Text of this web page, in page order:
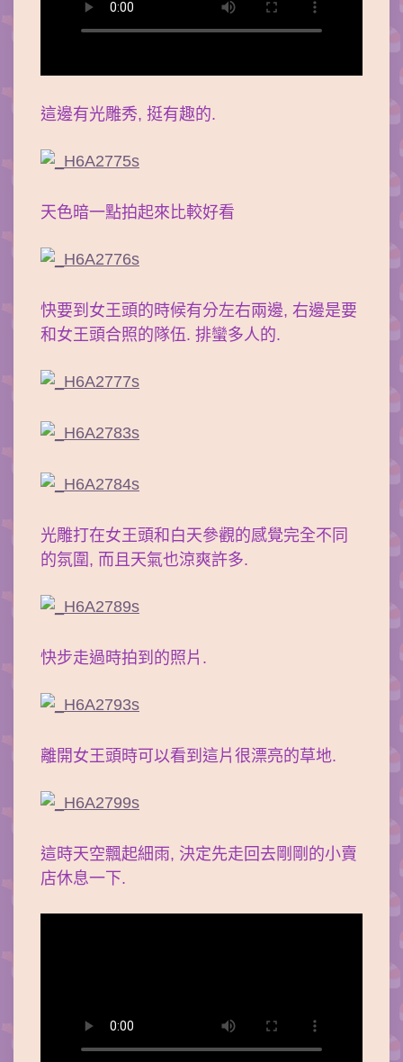
這邊有光雕秀, 挺有趣的.
天色暗一點拍起來比較好看
快要到女王頭的時候有分左右兩邊, 右邊是要
和女王頭合照的隊伍. 排蠻多人的.
光雕打在女王頭和白天參觀的感覺完全不同
的氛圍, 而且天氣也涼爽許多.
快步走過時拍到的照片.
離開女王頭時可以看到這片很漂亮的草地.
這時天空飄起細雨, 決定先走回去剛剛的小賣
店休息一下.